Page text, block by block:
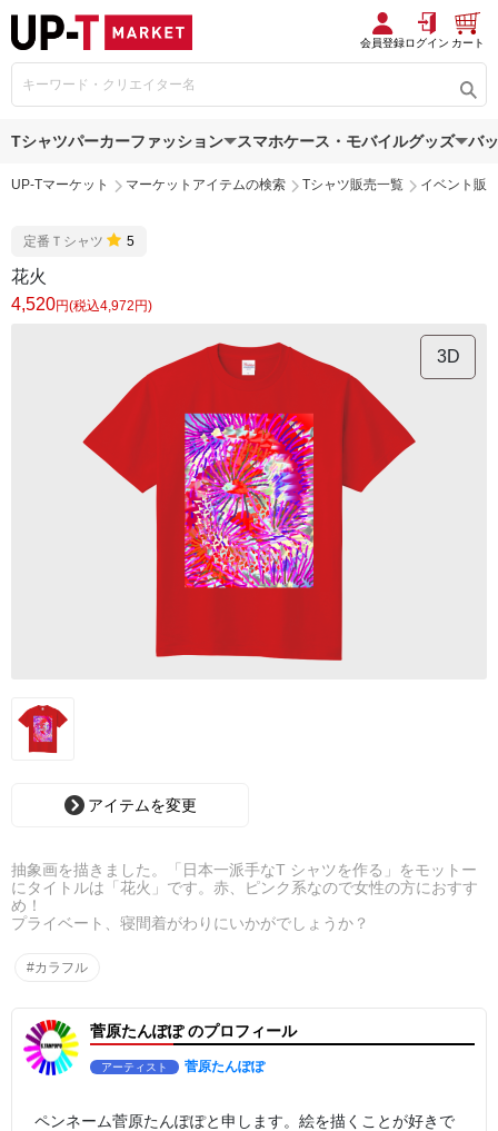
会員登録ログイン カート
Tシャツパーカーファッション スマホケース・モバイルグッズ バ
UP-Tマーケット マーケットアイテムの検索 Tシャツ販売一覧 イベント販
定番Ｔシャツ 5
花火
4,520円(税込4,972円)
3D
アイテムを変更
抽象画を描きました。「日本一派手なT シャツを作る」をモットー
にタイトルは「花火」です。赤、ピンク系なので女性の方におすす
め！
プライベート、寝間着がわりにいかがでしょうか？
#カラフル
菅原たんぽぽ のプロフィール
アーティスト 菅原たんぽぽ
ペンネーム菅原たんぽぽと申します。絵を描くことが好きで